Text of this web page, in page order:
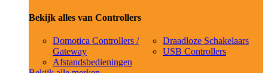
Bekijk alles van Controllers
Domotica Controllers /
Gateway
Afstandsbedieningen
Draadloze Schakelaars
USB Controllers